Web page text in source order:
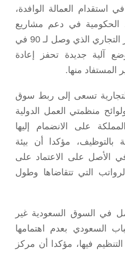
استقدام العمالة الوافدة،
الحكومية في دعم مشاريع
الشباب ويزيد من التستر التجاري الذي وصل لـ 90 في
آلية جديدة تحفز إعادة
المستفاد منها.
تسعى إلى ربط سوق
منظمتي العمل الدولية
على الانضمام إليها
بالتوظيف، مؤكدا أن بيئة
الأصل على الاعتماد على
التي تتقاضاها وطول
في السوق السعودية غير
السعودي بعدم اهتمامها
فيها، مؤكدا أن مركز